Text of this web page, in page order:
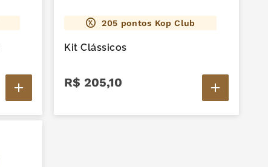
205 pontos Kop Club
Kit Clássicos
R$ 205,10